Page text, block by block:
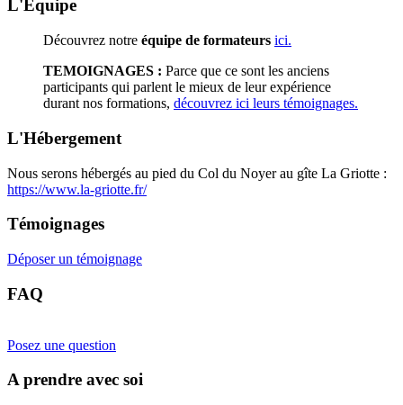
L'Équipe
Découvrez notre équipe de formateurs ici.
TEMOIGNAGES : Parce que ce sont les anciens
participants qui parlent le mieux de leur expérience
durant nos formations, découvrez ici leurs témoignages.
L'Hébergement
Nous serons hébergés au pied du Col du Noyer au gîte La Griotte :
https://www.la-griotte.fr/
Témoignages
Déposer un témoignage
FAQ
Posez une question
A prendre avec soi